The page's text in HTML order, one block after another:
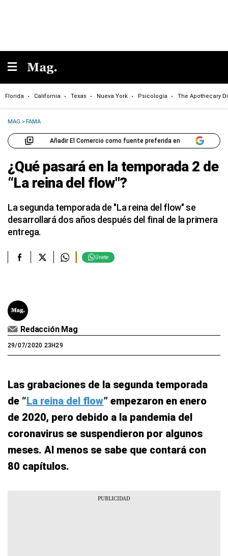
Florida California Texas Nueva York Psicología The Apothecary
MAG >FAMA
Añadir El Comercio como fuente preferida en
¿Qué pasará en la temporada 2 de
“La reina del flow″?
La segunda temporada de "La reina del flow" se
desarrollará dos años después del final de la primera
entrega.
Únete
Redacción Mag
29/07/2020 23H29
Las grabaciones de la segunda temporada
de “La reina del flow” empezaron en enero
de 2020, pero debido a la pandemia del
coronavirus se suspendieron por algunos
meses. Al menos se sabe que contará con
80 capítulos.